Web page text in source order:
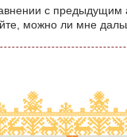
с
можно ли мне